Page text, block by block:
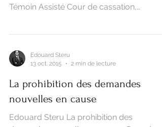
Témoin Assisté Cour de cassation,
Edouard Steru
13 oct. 2015
2 min de lecture
La prohibition des demandes
nouvelles en cause
Edouard Steru La prohibition des